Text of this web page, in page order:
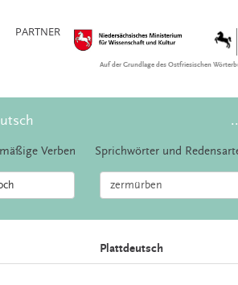
PARTNER
Auf der Grundlage des Ostfriesischen
Verben Sprichwörter und
Plattdeutsch